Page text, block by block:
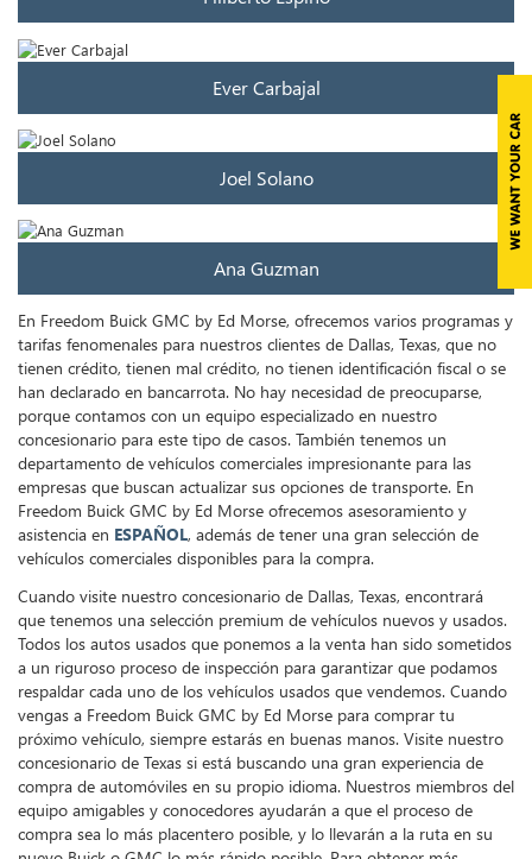
Ever Carbajal
Joel Solano
Ana Guzman
En Freedom Buick GMC by Ed Morse, ofrecemos varios programas y
tarifas fenomenales para nuestros clientes de Dallas, Texas, que no
tienen crédito, tienen mal crédito, no tienen identificación fiscal o se
han declarado en bancarrota. No hay necesidad de preocuparse,
porque contamos con un equipo especializado en nuestro
concesionario para este tipo de casos. También tenemos un
departamento de vehículos comerciales impresionante para las
empresas que buscan actualizar sus opciones de transporte. En
Freedom Buick GMC by Ed Morse ofrecemos asesoramiento y
asistencia en ESPAÑOL, además de tener una gran selección de
vehículos comerciales disponibles para la compra.
Cuando visite nuestro concesionario de Dallas, Texas, encontrará
que tenemos una selección premium de vehículos nuevos y usados.
Todos los autos usados que ponemos a la venta han sido sometidos
a un riguroso proceso de inspección para garantizar que podamos
respaldar cada uno de los vehículos usados que vendemos. Cuando
vengas a Freedom Buick GMC by Ed Morse para comprar tu
próximo vehículo, siempre estarás en buenas manos. Visite nuestro
concesionario de Texas si está buscando una gran experiencia de
compra de automóviles en su propio idioma. Nuestros miembros del
equipo amigables y conocedores ayudarán a que el proceso de
compra sea lo más placentero posible, y lo llevarán a la ruta en su